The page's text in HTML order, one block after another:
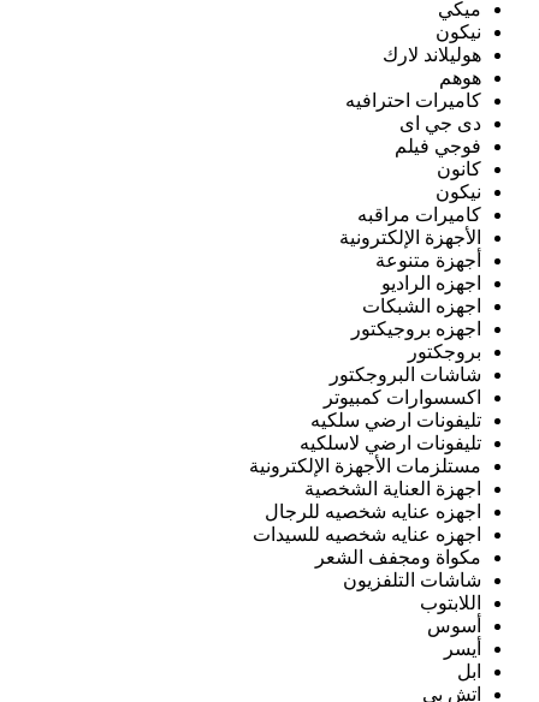
ميكي
نيكون
هوليلاند لارك
هوهم
كاميرات احترافيه
دى جي اى
فوجي فيلم
كانون
نيكون
كاميرات مراقبه
الأجهزة الإلكترونية
أجهزة متنوعة
اجهزه الراديو
اجهزه الشبكات
اجهزه بروجيكتور
بروجكتور
شاشات البروجكتور
اكسسوارات كمبيوتر
تليفونات ارضي سلكيه
تليفونات ارضي لاسلكيه
مستلزمات الأجهزة الإلكترونية
اجهزة العناية الشخصية
اجهزه عنايه شخصيه للرجال
اجهزه عنايه شخصيه للسيدات
مكواة ومجفف الشعر
شاشات التلفزيون
اللابتوب
أسوس
أيسر
ابل
اتش بي